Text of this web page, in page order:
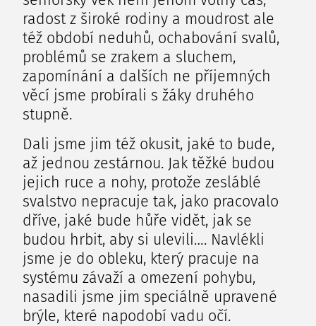
radost z široké rodiny a moudrost ale
též období neduhů, ochabování svalů,
problémů se zrakem a sluchem,
zapomínání a dalších ne příjemných
věcí jsme probírali s žáky druhého
stupně.
Dali jsme jim též okusit, jaké to bude,
až jednou zestárnou. Jak těžké budou
jejich ruce a nohy, protože zesláblé
svalstvo nepracuje tak, jako pracovalo
dříve, jaké bude hůře vidět, jak se
budou hrbit, aby si ulevili…. Navlékli
jsme je do obleku, který pracuje na
systému závaží a omezení pohybu,
nasadili jsme jim speciálně upravené
brýle, které napodobí vadu očí.